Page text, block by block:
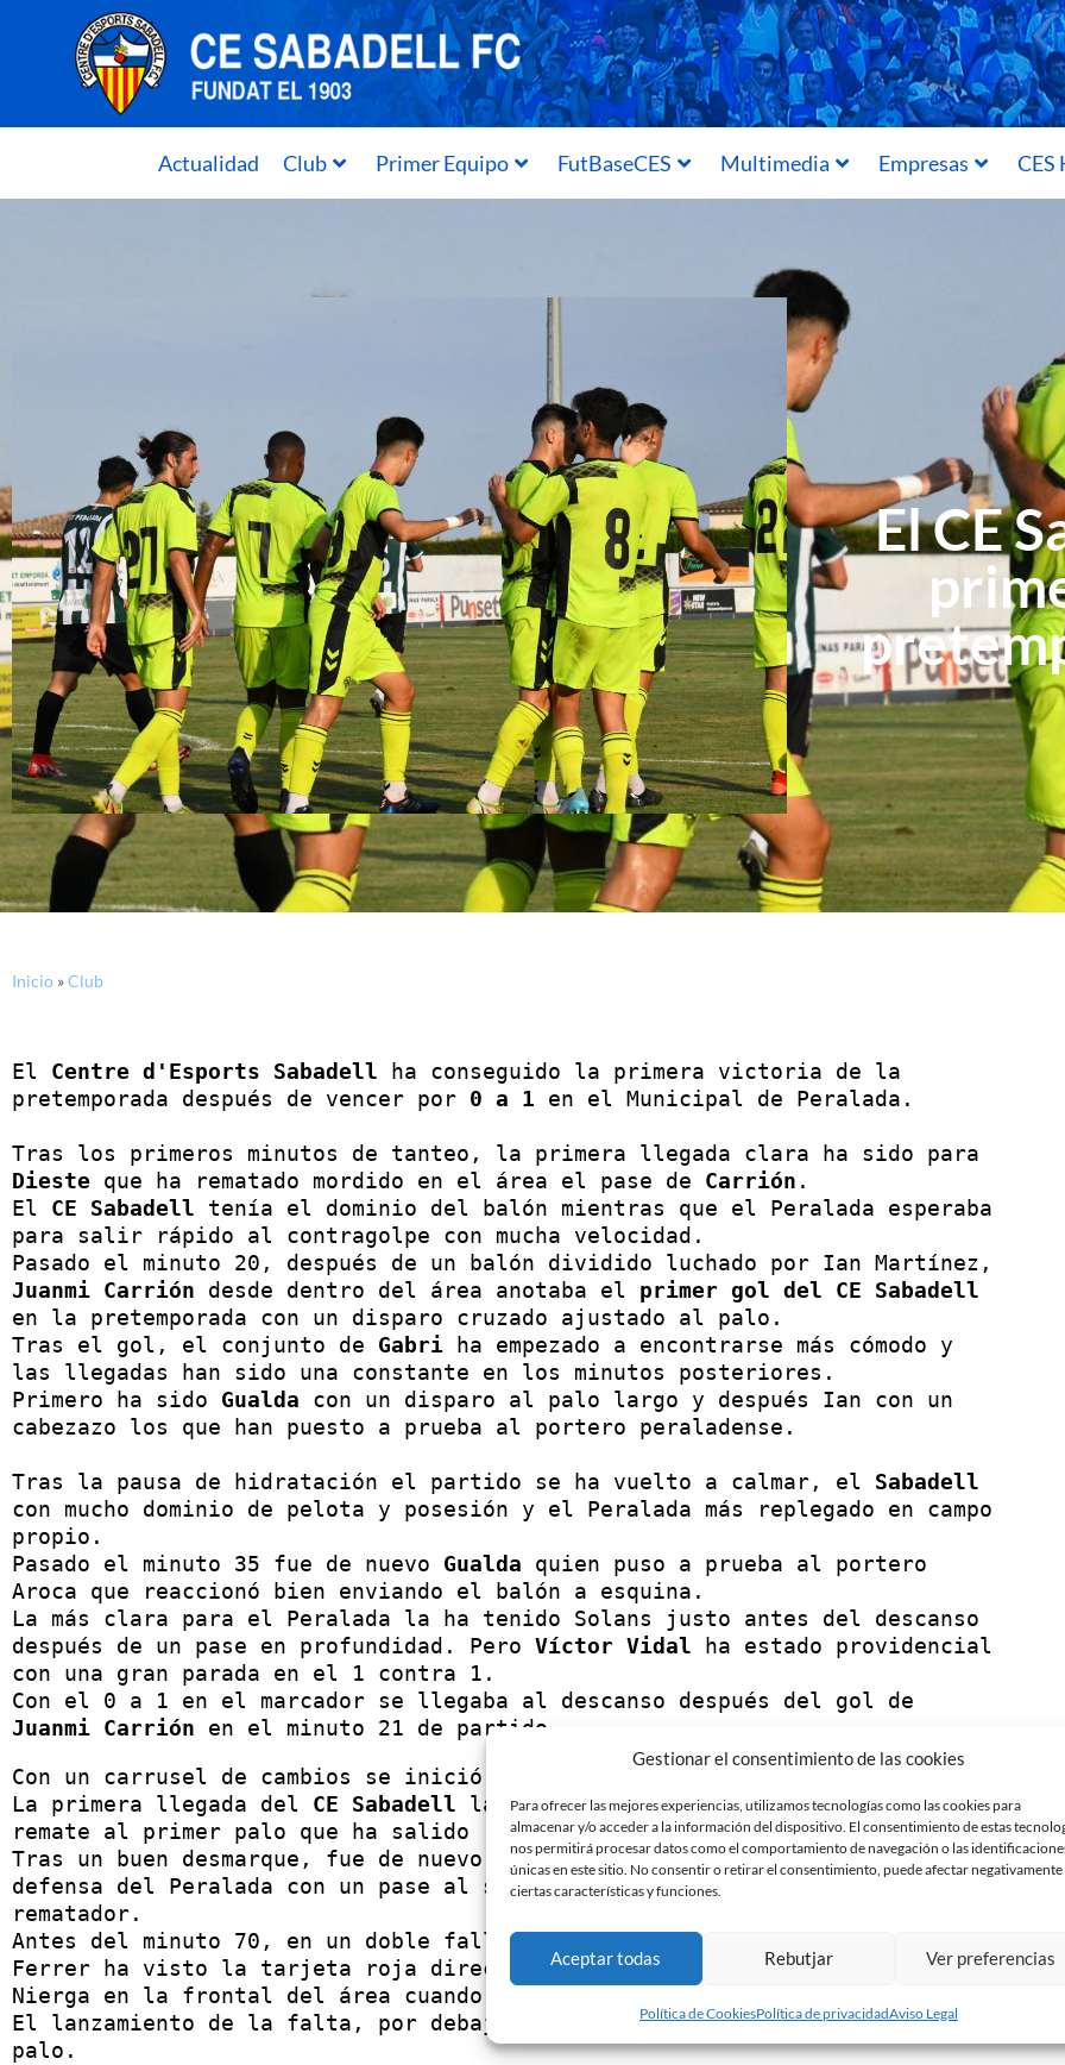
Gestionar el consentimiento de las cookies
Para ofrecer las mejores experiencias, utilizamos tecnologías como las cookies para
almacenar y/o acceder a la información del dispositivo. El consentimiento de estas
nos permitirá procesar datos como el comportamiento de navegación o las
únicas en este sitio. No consentir o retirar el consentimiento, puede afectar negativamente
ciertas características y funciones.
Aceptar todas Rebutjar Ver preferencias
Política de CookiesPolítica de privacidadAviso Legal
Actualidad Club Primer Equipo FutBaseCES Multimedia Empresas CES
El CE
Inicio »Club
El Centre d'Esports Sabadell ha conseguido la primera victoria de la
pretemporada después de vencer por 0 a 1 en el Municipal de Peralada.
Tras los primeros minutos de tanteo, la primera llegada clara ha sido para
Dieste que ha rematado mordido en el área el pase de Carrión .
El CE Sabadell tenía el dominio del balón mientras que el Peralada esperaba
para salir rápido al contragolpe con mucha velocidad.
Juanmi Carrión desde dentro del área anotaba el primer gol del CE Sabadell
en la pretemporada con un disparo cruzado ajustado al palo.
Tras el gol, el conjunto de Gabri ha empezado a encontrarse más cómodo y
las llegadas han sido una constante en los minutos posteriores.
Primero ha sido Gualda con un disparo al palo largo y después Ian con un
cabezazo los que han puesto a prueba al portero peraladense.
Tras la pausa de hidratación el partido se ha vuelto a calmar, el Sabadell
con mucho dominio de pelota y posesión y el Peralada más replegado en campo
propio.
Pasado el minuto 35 fue de nuevo Gualda quien puso a prueba al portero
Aroca que reaccionó bien enviando el balón a esquina.
La más clara para el Peralada la ha tenido Solans justo antes del descanso
después de un pase en profundidad. Pero Víctor Vidal ha estado providencial
con una gran parada en el 1 contra 1.
Juanmi Carrión
Con un carrusel de cambios se inició la segunda mitad.
La primera llegada del CE Sabadell la ha protagonizado Juan Delgado, con un
remate al primer palo que ha salido rozando el palo.
Tras un buen desmarque, fue de nuevo
Delgado quien puso en apuros a la
defensa del Peralada con un pase al segundo palo que no ha encontrado
rematador.
Antes del minuto 70, en un doble fallo de la defensa arlequinada, Raúl
Ferrer ha visto la tarjeta roja directa tras derribar al delantero Marc
Nierga en la frontal del área cuando se iba solo ante Víctor Vidal.
El lanzamiento de la falta, por debajo de la barrera, ha salido lamiendo el
palo.